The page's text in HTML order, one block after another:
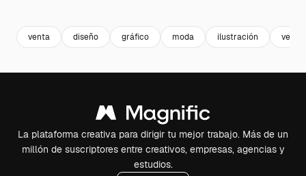
venta diseño gráfico moda ilustración vector
La plataforma creativa para dirigir tu mejor trabajo. Más de un
millón de suscriptores entre creativos, empresas, agencias y
estudios.